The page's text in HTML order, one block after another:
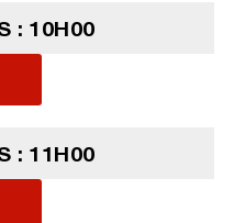
: 10H00
: 11H00